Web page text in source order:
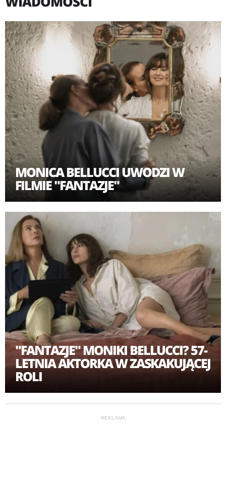
innych…
MONICA BELLUCCI UWODZI W
FILMIE "FANTAZJE"
"FANTAZJE" MONIKI BELLUCCI? 57-
LETNIA AKTORKA W ZASKAKUJĄCEJ
ROLI
REKLAMA